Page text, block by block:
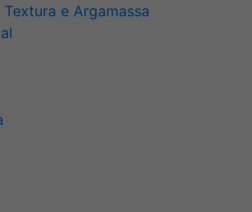
e Argamassa